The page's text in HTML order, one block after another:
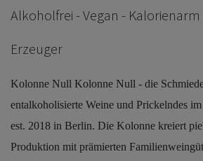
Alkoholfrei - Vegan -
Erzeuger
Kolonne Null Kolonne Null - die
entalkoholisierte Weine und Prickelndes
est. 2018 in Berlin. Die Kolonne kreiert
Produktion mit prämierten